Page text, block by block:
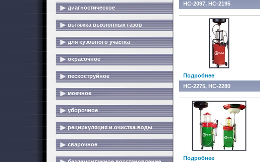
диагностическое
вытяжка выхлопных газов
для кузовного участка
окрасочное
пескоструйное
моечное
уборочное
рециркуляция и очистка воды
сварочное
HC-2097, HC-2195
Подробнее
HC-2275, HC-2280
Подробнее